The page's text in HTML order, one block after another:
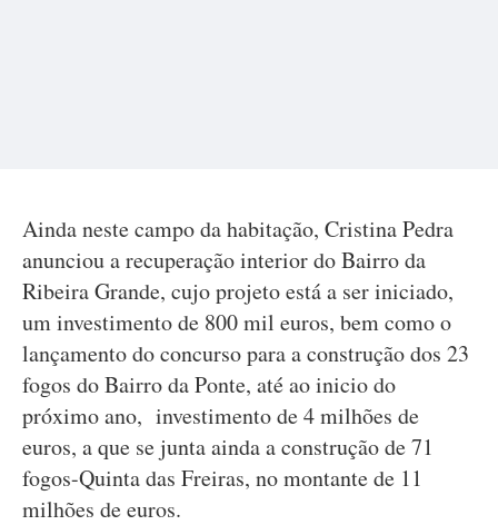
Ainda neste campo da habitação, Cristina Pedra
anunciou a recuperação interior do Bairro da
Ribeira Grande, cujo projeto está a ser iniciado,
um investimento de 800 mil euros, bem como o
lançamento do concurso para a construção dos 23
fogos do Bairro da Ponte, até ao inicio do
próximo ano, investimento de 4 milhões de
euros, a que se junta ainda a construção de 71
fogos-Quinta das Freiras, no montante de 11
milhões de euros.